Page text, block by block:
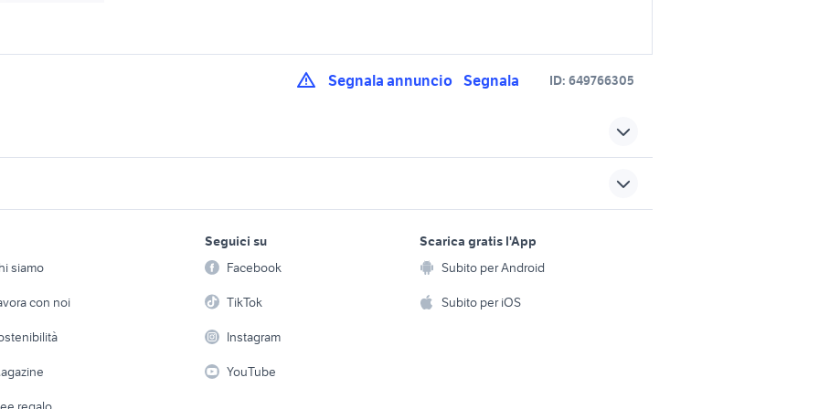
Segnala annuncio Segnala ID: 649766305
gommone Ravenna
gommone a viterbo e
gommone 10 metri
nuova jolly prince 25
gommone nuova jolly
in arrivo gommone smontabile
costo barca a motore
Arredamento e
siamo
con noi
Seguici su
Facebook
TikTok
Instagram
YouTube
Scarica gratis l'App
Subito per Android
Subito per iOS